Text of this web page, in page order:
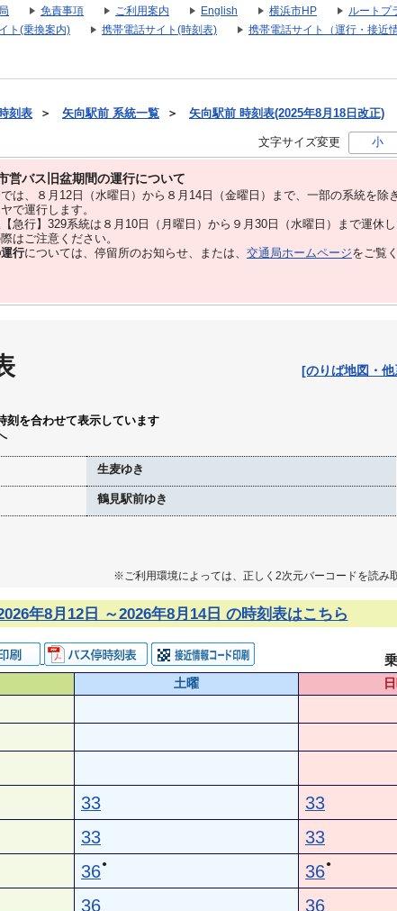
免責事項 ご利用案内 English 横浜市HP ルートプ
ト(乗換案内)
携帯電話サイト(時刻表) 携帯電話サイト（運行・接近情
刻表 ＞ 矢向駅前 系統一覧 ＞ 矢向駅前 時刻表(2025年8月18日改正)
文字サイズ変更 小
営バス旧盆期間の運行について
は、８⽉12⽇（水曜日）から８⽉14⽇（金曜日）まで、⼀部の系統を除
で運⾏します。
行】329系統は８月10日（月曜日）から９月30日（水曜日）まで運休し
はご注意ください。
行については、停留所のお知らせ、または、 交通局ホームページをご覧
[のりば地図・
を合わせて表示しています
生麦ゆき
鶴見駅前ゆき
※ご利用環境によっては、正しく2次元バーコードを読み
年8月12日 ～2026年8月14日 の時刻表はこちら
土曜
33 33
33 33
36● 36●
36 36